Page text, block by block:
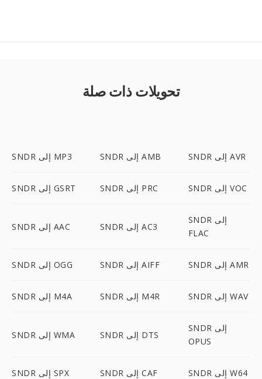
تحويلات ذات صلة
SNDR إلى MP3 SNDR إلى AMB SNDR إلى AVR
SNDR إلى GSRT SNDR إلى PRC SNDR إلى VOC
SNDR إلى AAC SNDR إلى AC3
SNDR إلى
FLAC
SNDR إلى OGG SNDR إلى AIFF SNDR إلى AMR
SNDR إلى M4A SNDR إلى M4R SNDR إلى WAV
SNDR إلى WMA SNDR إلى DTS
SNDR إلى
OPUS
SNDR إلى SPX SNDR إلى CAF SNDR إلى W64